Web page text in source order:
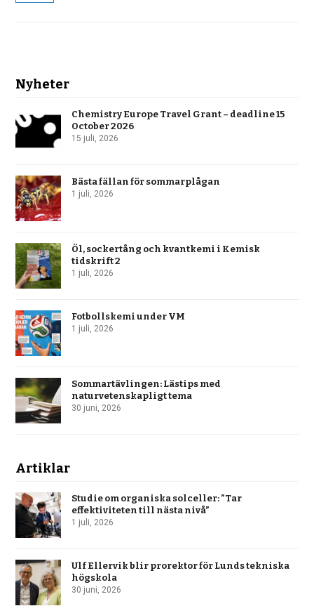
Nyheter
Chemistry Europe Travel Grant – deadline 15
October 2026
15 juli, 2026
Bästa fällan för sommarplågan
1 juli, 2026
Öl, sockertång och kvantkemi i Kemisk
tidskrift 2
1 juli, 2026
Fotbollskemi under VM
1 juli, 2026
Sommartävlingen: Lästips med
naturvetenskapligt tema
30 juni, 2026
Artiklar
Studie om organiska solceller: ”Tar
effektiviteten till nästa nivå”
1 juli, 2026
Ulf Ellervik blir prorektor för Lunds tekniska
högskola
30 juni, 2026